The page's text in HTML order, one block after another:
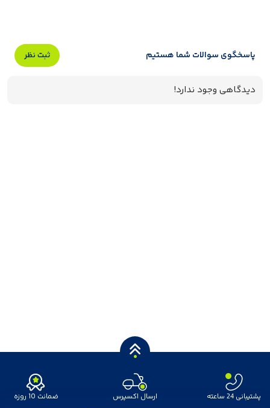
پاسخگوی سوالات شما هستیم ثبت نظر
دیدگاهی وجود ندارد!
پشتیبانی 24 ساعته ارسال اکسپرس ضمانت 10 روزه